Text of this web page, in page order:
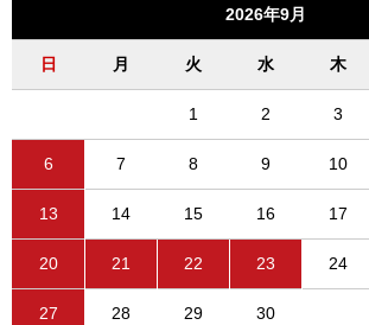
2026年9月
日 月 火 水 木
1 2 3
6 7 8 9 10
13 14 15 16 17
20 21 22 23 24
27 28 29 30